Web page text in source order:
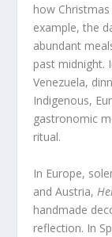
how
example, the
abundant
past midnight.
Venezuela,
Indigenous,
gastronomic
ritual.
In Europe,
and Austria,
handmade
reflection. In